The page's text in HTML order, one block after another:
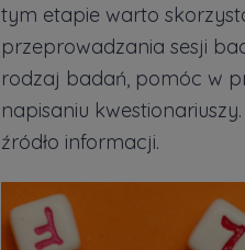
tym etapie warto
przeprowadzania sesji
rodzaj badań, pomóc w
napisaniu
źródło informacji.